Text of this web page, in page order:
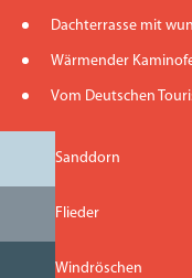
Dachterrasse mit
Wärmender
Vom Deutschen
Sanddorn
Flieder
Windröschen